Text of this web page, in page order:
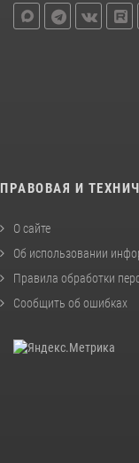
ПРАВОВАЯ И
О сайте
Об использовании
Правила обработки
Сообщить об ошибках